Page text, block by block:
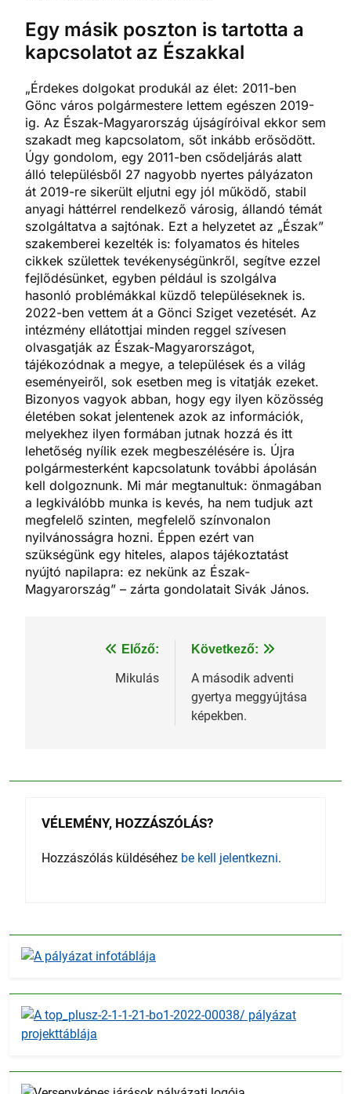
Egy másik poszton is tartotta a
kapcsolatot az Északkal
„Érdekes dolgokat produkál az élet: 2011-ben
Gönc város polgármestere lettem egészen 2019-
ig. Az Észak-Magyarország újságíróival ekkor sem
szakadt meg kapcsolatom, sőt inkább erősödött.
Úgy gondolom, egy 2011-ben csődeljárás alatt
álló településből 27 nagyobb nyertes pályázaton
át 2019-re sikerült eljutni egy jól működő, stabil
anyagi háttérrel rendelkező városig, állandó témát
szolgáltatva a sajtónak. Ezt a helyzetet az „Észak”
szakemberei kezelték is: folyamatos és hiteles
cikkek születtek tevékenységünkről, segítve ezzel
fejlődésünket, egyben például is szolgálva
hasonló problémákkal küzdő településeknek is.
2022-ben vettem át a Gönci Sziget vezetését. Az
intézmény ellátottjai minden reggel szívesen
olvasgatják az Észak-Magyarországot,
tájékozódnak a megye, a települések és a világ
eseményeiről, sok esetben meg is vitatják ezeket.
Bizonyos vagyok abban, hogy egy ilyen közösség
életében sokat jelentenek azok az információk,
melyekhez ilyen formában jutnak hozzá és itt
lehetőség nyílik ezek megbeszélésére is. Újra
polgármesterként kapcsolatunk további ápolásán
kell dolgoznunk. Mi már megtanultuk: önmagában
a legkiválóbb munka is kevés, ha nem tudjuk azt
megfelelő szinten, megfelelő színvonalon
nyilvánosságra hozni. Éppen ezért van
szükségünk egy hiteles, alapos tájékoztatást
nyújtó napilapra: ez nekünk az Észak-
Magyarország” – zárta gondolatait Sivák János.
Bejegyzés
navigáció
Előző:
Mikulás
Következő:
A második adventi
gyertya meggyújtása
képekben.
VÉLEMÉNY, HOZZÁSZÓLÁS?
Hozzászólás küldéséhez be kell jelentkezni.